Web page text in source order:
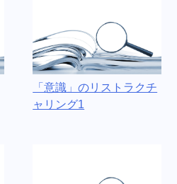
「意識」のリストラクチ
ャリング1